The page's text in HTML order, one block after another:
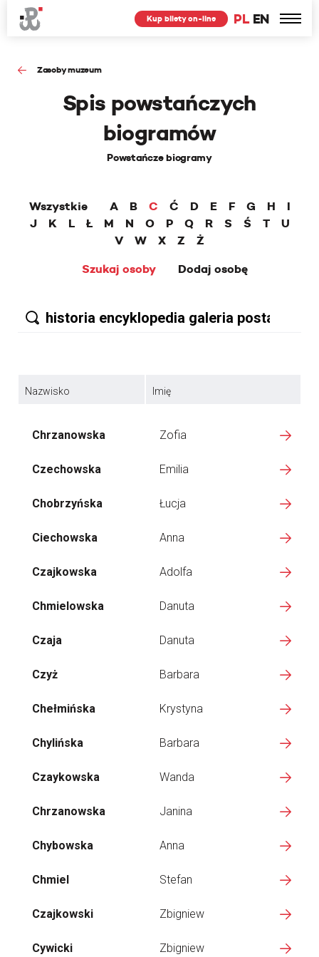
PL EN
Kup bilety on-line
Zasoby muzeum
Spis powstańczych
biogramów
Powstańcze biogramy
Wszystkie A B C Ć D E F G H
I
J
K L Ł M N O P Q R S Ś T
U
V
W X Z
Ż
Szukaj osoby
Dodaj osobę
Nazwisko Imię
Chrzanowska Zofia
Czechowska Emilia
Chobrzyńska Łucja
Ciechowska Anna
Czajkowska Adolfa
Chmielowska Danuta
Czaja Danuta
Czyż Barbara
Chełmińska Krystyna
Chylińska Barbara
Czaykowska Wanda
Chrzanowska Janina
Chybowska Anna
Chmiel Stefan
Czajkowski Zbigniew
Cywicki Zbigniew